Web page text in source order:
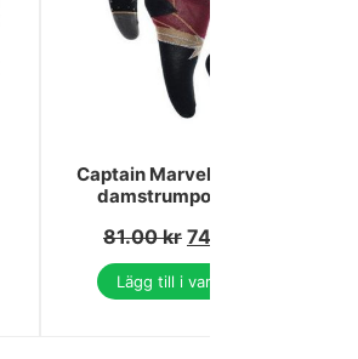
Captain Marvel, osynliga
damstrumpor 39/41
81.00kr 74.00
Lägg till i varukorg